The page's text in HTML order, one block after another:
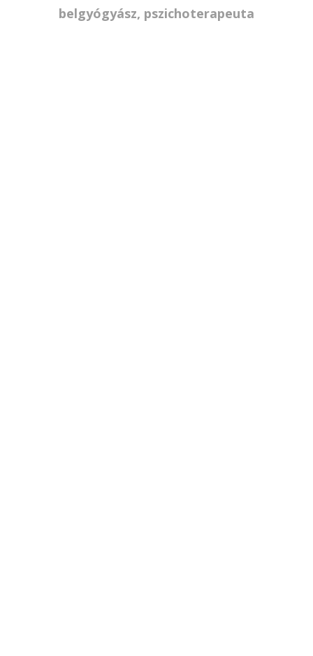
belgyógyász, pszichoterapeuta